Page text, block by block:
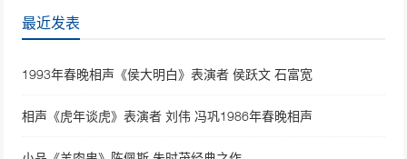
最近发表
1993年春晚相声《侯大明白》表演者 侯跃文 石富宽
相声《虎年谈虎》表演者 刘伟 冯巩1986年春晚相声